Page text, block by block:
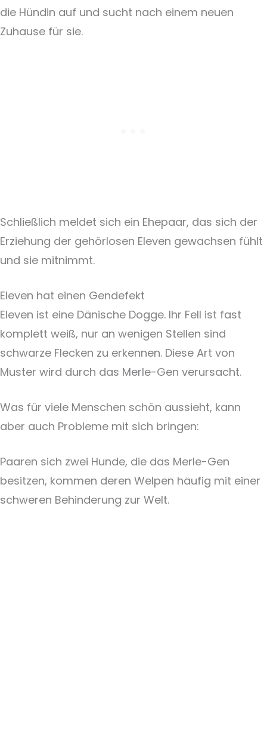
die Hündin auf und sucht nach einem neuen
Zuhause für sie.
Schließlich meldet sich ein Ehepaar, das sich der
Erziehung der gehörlosen Eleven gewachsen fühlt
und sie mitnimmt.
Eleven hat einen Gendefekt
Eleven ist eine Dänische Dogge. Ihr Fell ist fast
komplett weiß, nur an wenigen Stellen sind
schwarze Flecken zu erkennen. Diese Art von
Muster wird durch das Merle-Gen verursacht.
Was für viele Menschen schön aussieht, kann
aber auch Probleme mit sich bringen:
Paaren sich zwei Hunde, die das Merle-Gen
besitzen, kommen deren Welpen häufig mit einer
schweren Behinderung zur Welt.